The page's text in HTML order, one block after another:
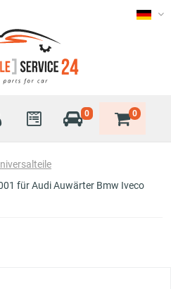
0 0
für Audi Auwärter Bmw Iveco